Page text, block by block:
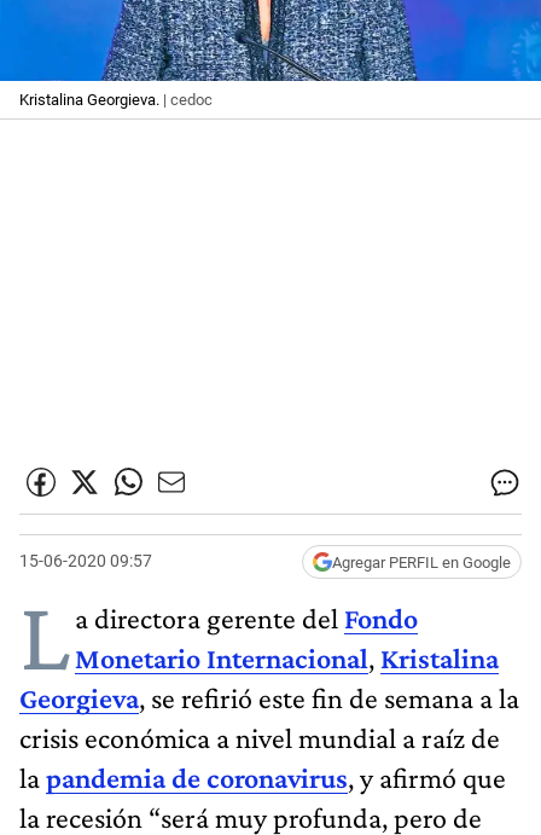
Kristalina Georgieva. | cedoc
15-06-2020 09:57 Agregar PERFIL en Google
La directora gerente del Fondo
Monetario Internacional, Kristalina
Georgieva, se refirió este fin de semana a la
crisis económica a nivel mundial a raíz de
lapandemia de coronavirus, y afirmó que
la recesión “será muy profunda, pero de